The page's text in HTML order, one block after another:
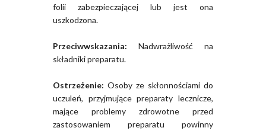
folii zabezpieczającej lub jest ona
uszkodzona.
Przeciwwskazania: Nadwrażliwość na
składniki preparatu.
Ostrzeżenie: Osoby ze skłonnościami do
uczuleń, przyjmujące preparaty lecznicze,
mające problemy zdrowotne przed
zastosowaniem preparatu powinny